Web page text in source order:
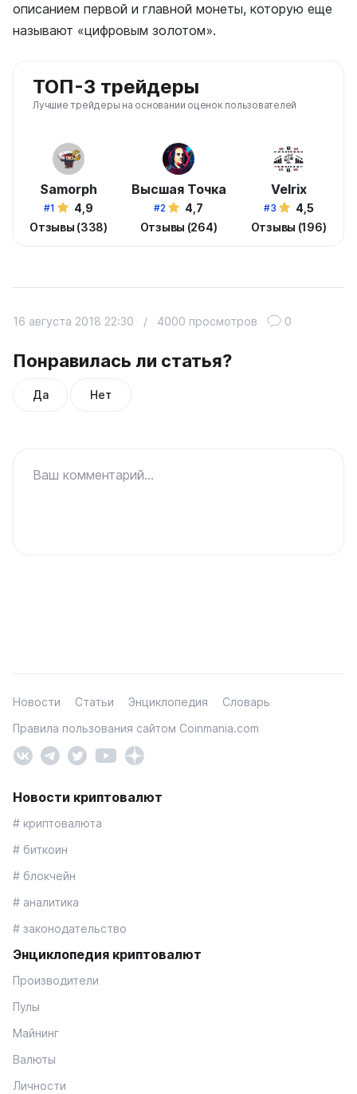
описанием первой и главной монеты, которую еще
называют «цифровым золотом».
ТОП-3 трейдеры
Лучшие трейдеры на основании оценок пользователей
Samorph
#1
4,9
Отзывы (338)
Высшая Точка
#2
4,7
Отзывы (264)
Velrix
#3
4,5
Отзывы (196)
Понравилась ли статья?
Да Нет
16 августа 2018 22:30 / 4000 просмотров 0
Ваш комментарий...
Новости Статьи Энциклопедия
Словарь
Правила пользования сайтом Coinmania.com
Новости криптовалют
# криптовалюта
# биткоин
# блокчейн
# аналитика
# законодательство
Энциклопедия криптовалют
Производители
Пулы
Майнинг
Валюты
Личности